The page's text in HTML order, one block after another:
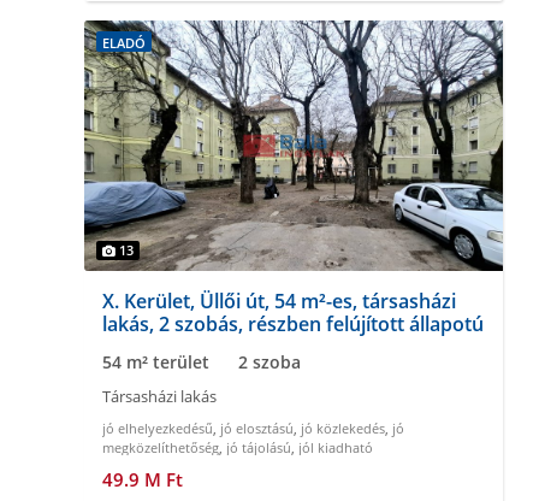
ELADÓ
13
X. Kerület, Üllői út, 54 m²-es, társasházi
lakás, 2 szobás, részben felújított állapotú
54 m² terület 2 szoba
Társasházi lakás
jó elhelyezkedésű, jó elosztású, jó közlekedés, jó
megközelíthetőség, jó tájolású, jól kiadható
49.9 M Ft